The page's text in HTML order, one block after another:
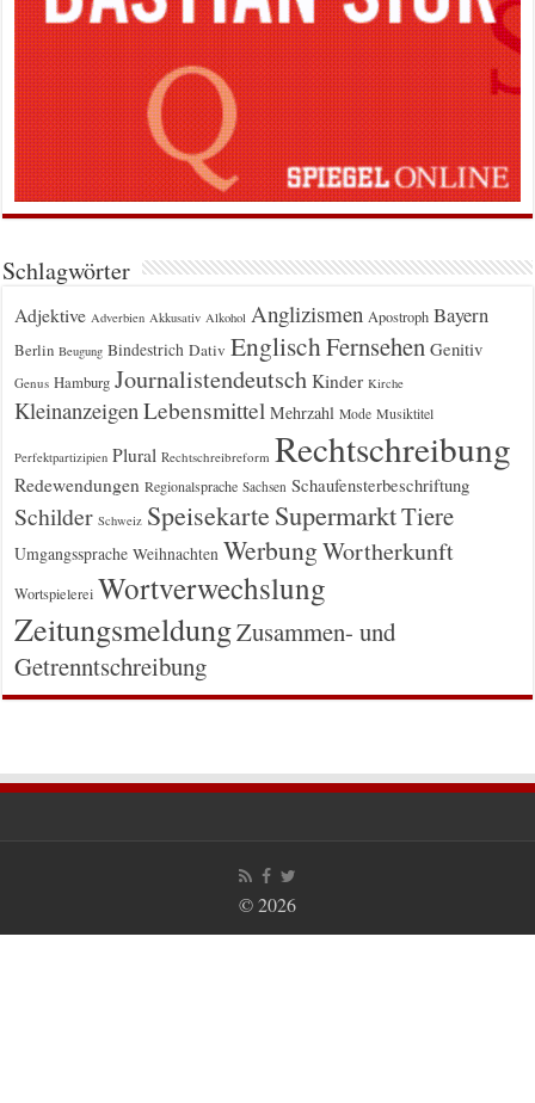
Schlagwörter
Adjektive Adverbien Akkusativ Alkohol Anglizismen Apostroph Bayern
Berlin Beugung Bindestrich Dativ EnglischFernsehen Genitiv
Genus Hamburg Journalistendeutsch Kinder Kirche
Kleinanzeigen Lebensmittel Mehrzahl Mode Musiktitel
Perfektpartizipien Plural Rechtschreibreform Rechtschreibung
Redewendungen Regionalsprache Sachsen Schaufensterbeschriftung
Schilder Schweiz Speisekarte SupermarktTiere
Umgangssprache Weihnachten WerbungWortherkunft
Wortspielerei Wortverwechslung
ZeitungsmeldungZusammen- und
Getrenntschreibung
© 2026